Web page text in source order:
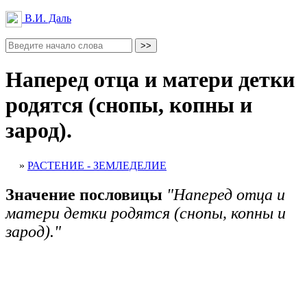
В.И. Даль
Наперед отца и матери детки
родятся (снопы, копны и
зарод).
» РАСТЕНИЕ - ЗЕМЛЕДЕЛИЕ
Значение пословицы "Наперед отца и
матери детки родятся (снопы, копны и
зарод)."